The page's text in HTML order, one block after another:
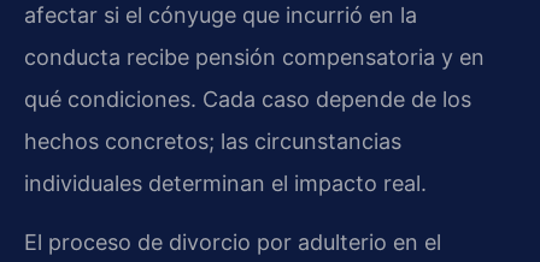
afectar si el cónyuge que incurrió en la
conducta recibe pensión compensatoria y en
qué condiciones. Cada caso depende de los
hechos concretos; las circunstancias
individuales determinan el impacto real.
El proceso de divorcio por adulterio en el